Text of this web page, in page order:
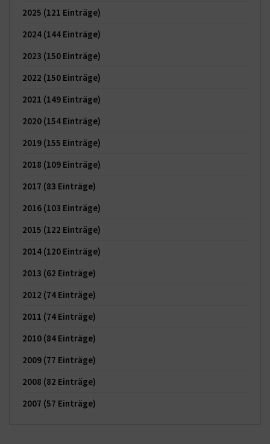
2025 (121 Einträge)
2024 (144 Einträge)
2023 (150 Einträge)
2022 (150 Einträge)
2021 (149 Einträge)
2020 (154 Einträge)
2019 (155 Einträge)
2018 (109 Einträge)
2017 (83 Einträge)
2016 (103 Einträge)
2015 (122 Einträge)
2014 (120 Einträge)
2013 (62 Einträge)
2012 (74 Einträge)
2011 (74 Einträge)
2010 (84 Einträge)
2009 (77 Einträge)
2008 (82 Einträge)
2007 (57 Einträge)